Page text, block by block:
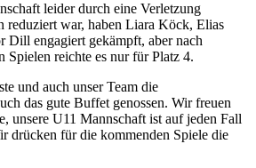
leider durch eine Verletzung
reduziert war, haben Liara Köck, Elias
Dill engagiert gekämpft, aber nach
Spielen reichte es nur für Platz 4.
und auch unser Team die
das gute Buffet genossen. Wir freuen
unsere U11 Mannschaft ist auf jeden Fall
drücken für die kommenden Spiele die